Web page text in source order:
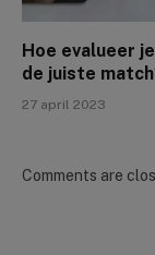
Hoe evalueer
de juiste
27 april 2023
Comments are